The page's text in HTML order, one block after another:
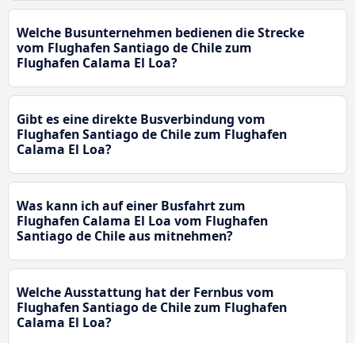
Welche Busunternehmen bedienen die Strecke
vom Flughafen Santiago de Chile zum
Flughafen Calama El Loa?
Gibt es eine direkte Busverbindung vom
Flughafen Santiago de Chile zum Flughafen
Calama El Loa?
Was kann ich auf einer Busfahrt zum
Flughafen Calama El Loa vom Flughafen
Santiago de Chile aus mitnehmen?
Welche Ausstattung hat der Fernbus vom
Flughafen Santiago de Chile zum Flughafen
Calama El Loa?